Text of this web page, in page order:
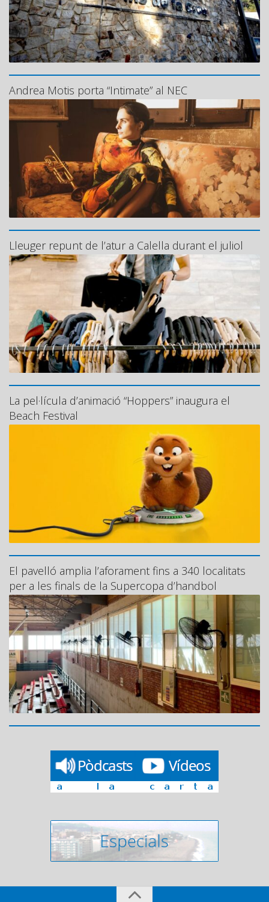
Andrea Motis porta “Intimate” al NEC
Lleuger repunt de l’atur a Calella durant el juliol
La pel·lícula d’animació “Hoppers” inaugura el
Beach Festival
El pavelló amplia l’aforament fins a 340 localitats
per a les finals de la Supercopa d’handbol